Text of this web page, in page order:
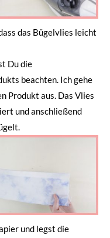
das Bügelvlies leicht
Du die
beachten. Ich gehe
Produkt aus. Das Vlies
und anschließend
und legst die